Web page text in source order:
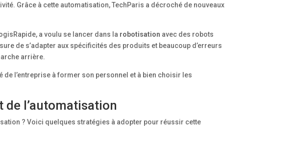
Grâce à cette automatisation, TechParis a décroché de nouveaux
a voulu se lancer dans la robotisation avec des robots
de s’adapter aux spécificités des produits et beaucoup d’erreurs
arrière.
de l’entreprise à former son personnel et à bien choisir les
l’automatisation
? Voici quelques stratégies à adopter pour réussir cette